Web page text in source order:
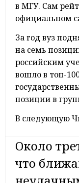
в МГУ. Сам
официальном
За год вуз
на семь
российским
вошло в топ-
позиции в
В следующую
Около
что